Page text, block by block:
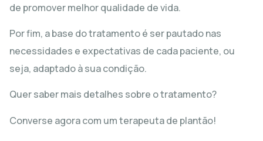
de promover melhor qualidade de vida.
Por fim, a base do tratamento é ser pautado nas
necessidades e expectativas de cada paciente, ou
seja, adaptado à sua condição.
Quer saber mais detalhes sobre o tratamento?
Converse agora com um terapeuta de plantão!